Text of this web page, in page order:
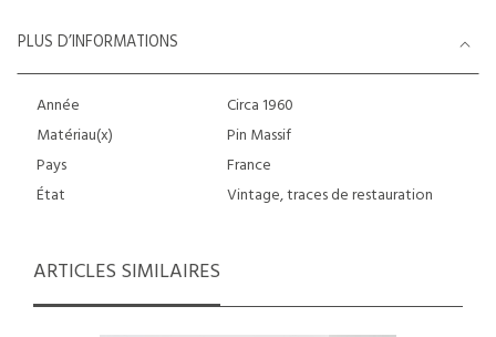
PLUS D’INFORMATIONS
Année
Circa 1960
Matériau(x)
Pin Massif
Pays
France
État
Vintage, traces de restauration
ARTICLES SIMILAIRES